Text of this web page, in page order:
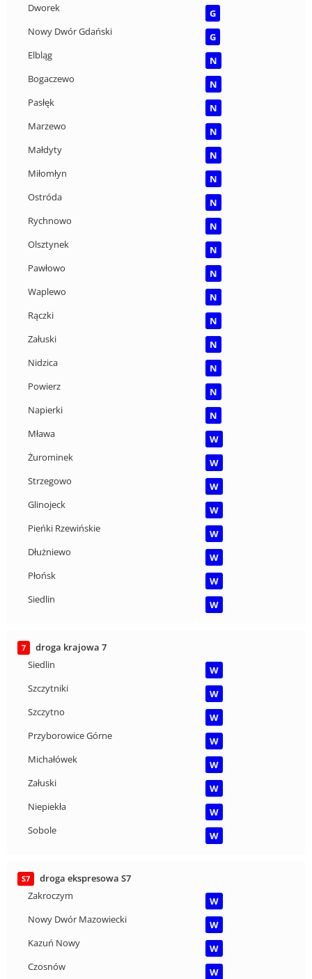
Dworek
G
Nowy Dwór Gdański
G
Elbląg
N
Bogaczewo
N
Pasłęk
N
Marzewo
N
Małdyty
N
Miłomłyn
N
Ostróda
N
Rychnowo
N
Olsztynek
N
Pawłowo
N
Waplewo
N
Rączki
N
Załuski
N
Nidzica
N
Powierz
N
Napierki
N
Mława
W
Żurominek
W
Strzegowo
W
Glinojeck
W
Pieńki Rzewińskie
W
Dłużniewo
W
Płońsk
W
Siedlin
W
7
droga krajowa 7
Siedlin
W
Szczytniki
W
Szczytno
W
Przyborowice Górne
W
Michałówek
W
Załuski
W
Niepiekła
W
Sobole
W
S7
droga ekspresowa S7
Zakroczym
W
Nowy Dwór Mazowiecki
W
Kazuń Nowy
W
Czosnów
W